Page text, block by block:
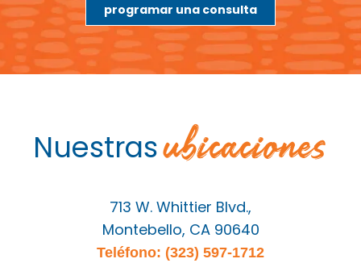
programar una consulta
Nuestrasubicaciones
713 W. Whittier Blvd.,
Montebello, CA 90640
Teléfono: (323) 597-1712